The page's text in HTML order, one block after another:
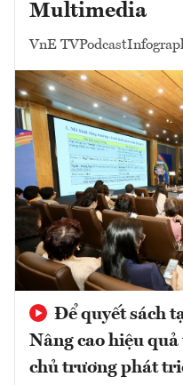
Multimedia
VnE TVPodcast
Để quyết sách
Nâng cao hiệu
chủ trương phát